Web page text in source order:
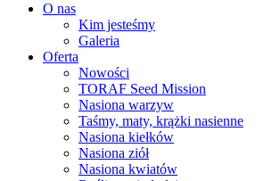
O nas
Kim jesteśmy
Galeria
Oferta
Nowości
TORAF Seed Mission
Nasiona warzyw
Taśmy, maty, krążki nasienne
Nasiona kiełków
Nasiona ziół
Nasiona kwiatów